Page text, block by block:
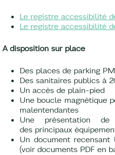
Le registre accessibilité
Le registre accessibilité
A disposition sur place
Des places de parking
Des sanitaires publics à
Un accès de plain-pied
Une boucle magnétique
malentendantes
Une présentation
des principaux
Un document recensant
(voir documents PDF en